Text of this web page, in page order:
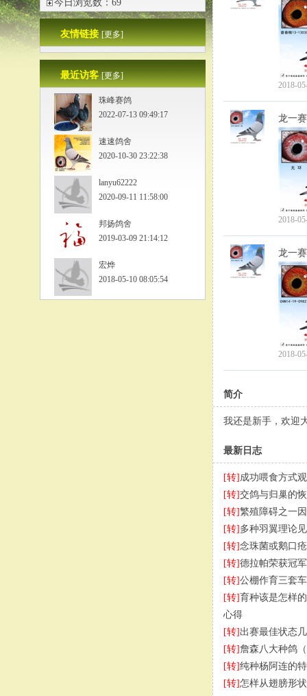
今日浏览数：69
友情链接[更多]
最近访客[更多]
珠峰赛鸽
2022-07-13 09:49:17
速速鸽舍
2020-10-30 23:22:38
lanyu62222
2020-09-11 11:58:00
邦扬鸽舍
2019-03-09 21:14:12
宏烨
2018-05-10 08:05:54
2018-
龙一
2018-
龙一
2018-
简介
我还是新手，欢迎
最新日志
[转] 成功喂食方式
[转]交鸽与归巢的
[转]繁殖障碍之一
[转] 多种羽翼理论
[转]念珠菌或鹅口疮
[转]德拉帕荣获冠
[转]公棚作育三套车
[转]育种该是怎样
心得
[转] 出赛最佳状态
[转]詹森八大种鸽
[转]纯种杨阿连的
[转]怎样从翅膀形